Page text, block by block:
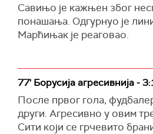
Савињо је кажњен због
понашања. Одгурнуо је
Марћињак је реаговао.
77' Борусија агресивнија -
После првог гола,
други. Агресивно у овим
Сити који се грчевито